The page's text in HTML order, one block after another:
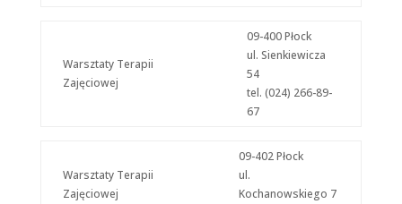
Warsztaty Terapii
Zajęciowej
09-400 Płock
ul. Sienkiewicza
54
tel. (024) 266-89-
67
Warsztaty Terapii
Zajęciowej
09-402 Płock
ul.
Kochanowskiego 7